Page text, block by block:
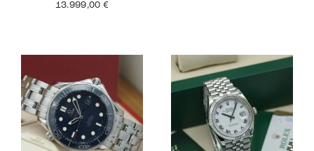
13.999,00 €